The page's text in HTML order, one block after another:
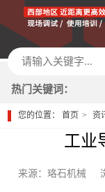
热门关键词：
您的位置：首页 资
工业
来源：珞石机械